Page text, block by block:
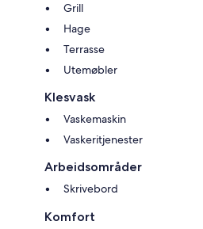
Grill
Hage
Terrasse
Utemøbler
Klesvask
Vaskemaskin
Vaskeritjenester
Arbeidsområder
Skrivebord
Komfort